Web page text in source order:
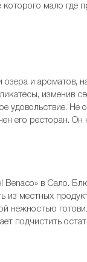
мало где
и ароматов,
изменив
удовольствие. Не
его ресторан. Он
в Сало.
из местных
нежностью
подчистить